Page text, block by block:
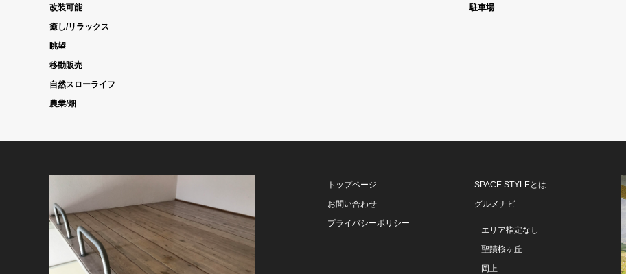
改装可能
癒し/リラックス
眺望
移動販売
自然スローライフ
農業/畑
駐車場
トップページ
お問い合わせ
プライバシーポリシー
SPACE STYLEとは
グルメナビ
エリア指定なし
聖蹟桜ヶ丘
岡上